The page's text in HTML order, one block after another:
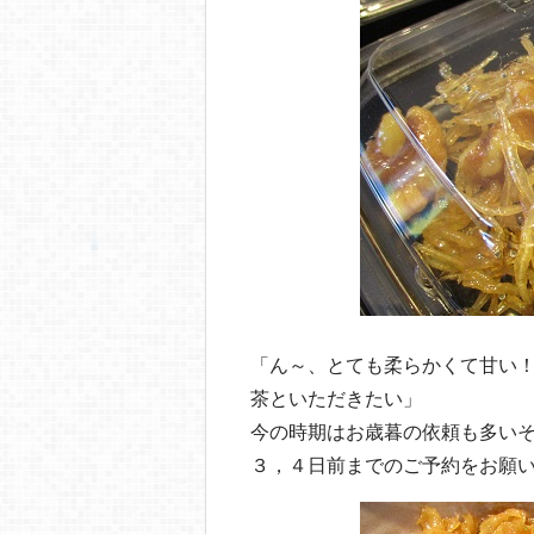
「ん～、とても柔らかくて甘い
茶といただきたい」
今の時期はお歳暮の依頼も多い
３，４日前までのご予約をお願